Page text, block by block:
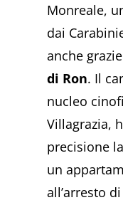
Monreale,
dai
anche
di Ron. Il
nucleo
Villagrazia,
precisione
un
all’arresto